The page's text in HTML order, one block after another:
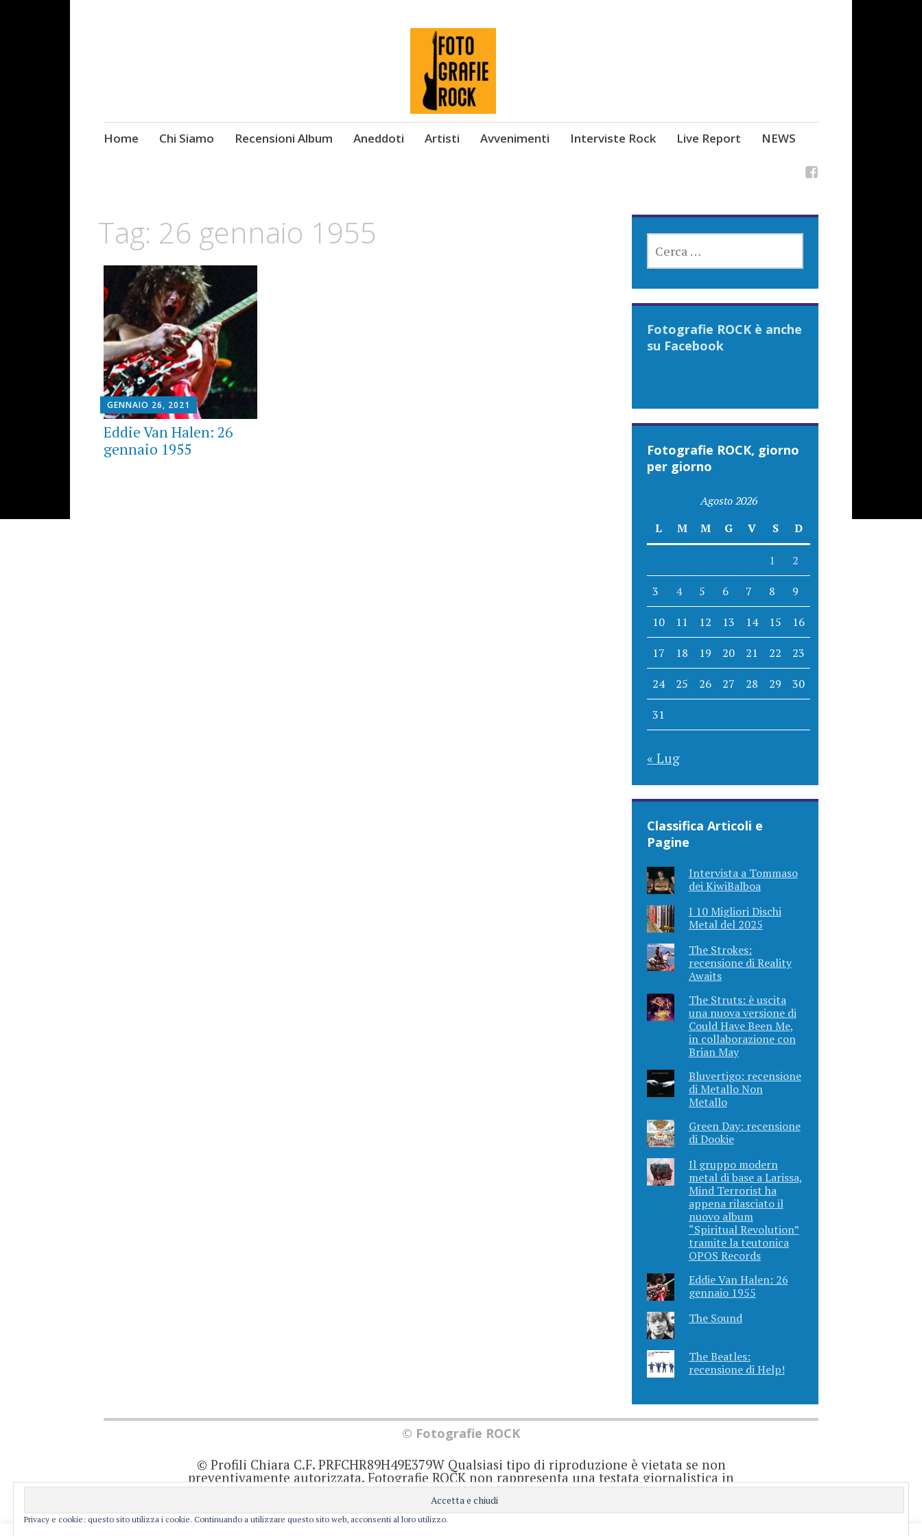
Skip
Home Chi Siamo Recensioni Album Aneddoti Artisti Avvenimenti Interviste Rock Live Report NEWS
Tag: 26 gennaio 1955
GENNAIO 26, 2021
Eddie Van Halen: 26
gennaio 1955
PER:
Fotografie ROCK è anche
su Facebook
Fotografie ROCK, giorno
per giorno
Agosto 2026
L
M M G V S D
1 2
3 4 5 6 7 8 9
10 11 12 13 14 15 16
17 18 19 20 21 22 23
24 25 26 27 28 29 30
31
« Lug
Classifica Articoli e
Pagine
Intervista a Tommaso
dei KiwiBalboa
I 10 Migliori Dischi
Metal del 2025
The Strokes:
recensione di Reality
Awaits
The Struts: è uscita
una nuova versione di
Could Have Been Me,
in collaborazione con
Brian May
Bluvertigo: recensione
di Metallo Non
Metallo
Green Day: recensione
di Dookie
Il gruppo modern
metal di base a Larissa,
Mind Terrorist ha
appena rilasciato il
nuovo album
“Spiritual Revolution”
tramite la teutonica
OPOS Records
Eddie Van Halen: 26
gennaio 1955
The Sound
The Beatles:
recensione di Help!
© Fotografie ROCK
© Profili Chiara C.F. PRFCHR89H49E379W Qualsiasi tipo di riproduzione è vietata se non
preventivamente autorizzata. Fotografie ROCK non rappresenta una testata giornalistica in
quanto viene aggiornato senza alcuna periodicità. Non può pertanto considerarsi un
prodotto editoriale ai sensi della legge 62 del 7/3/2001. Ogni autore è direttamente
responsabile di ciò che scrive negli articoli e nei commenti.
Privacy e cookie: questo sito utilizza i cookie. Continuando a utilizzare questo sito web, acconsenti al loro utilizzo.